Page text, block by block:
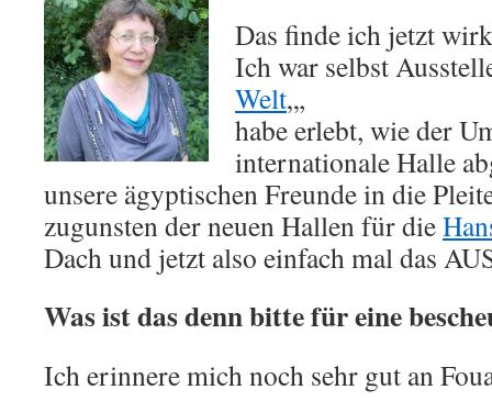
Das finde ich jetzt
Ich war selbst
Welt„,
habe erlebt, wie der
internationale Halle
unsere ägyptischen Freunde in die
zugunsten der neuen Hallen für die
Dach und jetzt also einfach mal das
Was ist das denn bitte für eine
Ich erinnere mich noch sehr gut an